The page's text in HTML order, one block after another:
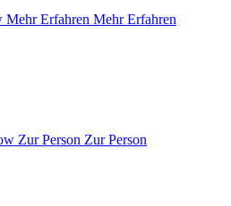
Mehr Erfahren Mehr Erfahren
Zur Person Zur Person